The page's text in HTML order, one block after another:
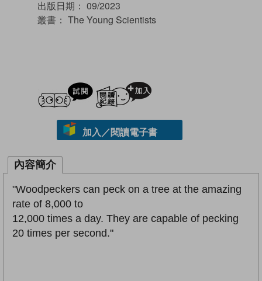
出版日期： 09/2023
叢書： The Young Scientists
試閲
加入／閱讀電子書
內容簡介
"Woodpeckers can peck on a tree at the amazing
rate of 8,000 to
12,000 times a day. They are capable of pecking
20 times per second."